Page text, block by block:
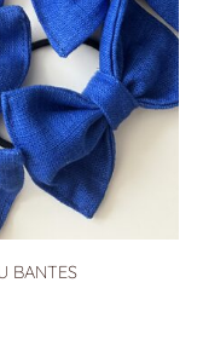
BANTES